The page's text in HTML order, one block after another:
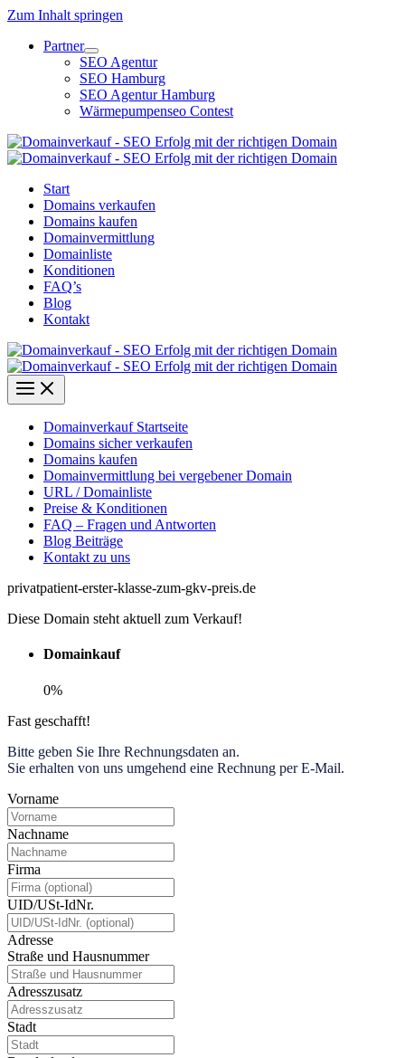
Zum Inhalt springen
Partner
SEO Agentur
SEO Hamburg
SEO Agentur Hamburg
Wärmepumpenseo Contest
Start
Domains verkaufen
Domains kaufen
Domainvermittlung
Domainliste
Konditionen
FAQ’s
Blog
Kontakt
Domainverkauf Startseite
Domains sicher verkaufen
Domains kaufen
Domainvermittlung bei vergebener Domain
URL / Domainliste
Preise & Konditionen
FAQ – Fragen und Antworten
Blog Beiträge
Kontakt zu uns
privatpatient-erster-klasse-zum-gkv-preis.de
Diese Domain steht aktuell zum Verkauf!
Domainkauf
0%
Fast geschafft!
Bitte geben Sie Ihre Rechnungsdaten an.
Sie erhalten von uns umgehend eine Rechnung per E-Mail.
Vorname
Nachname
Firma
UID/USt-IdNr.
Adresse
Straße und Hausnummer
Adresszusatz
Stadt